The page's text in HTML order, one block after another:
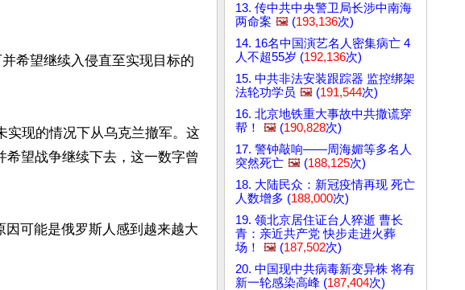
希望继续入侵直至实现目标的
实现的情况下从乌克兰撤军。这
望战争继续下去，这一数字曾
可能是俄罗斯人感到越来越大
13. 传中共中央警卫局长涉中南海
两命案 🖼️ (193,136次)
14. 16名中国演艺名人密集病亡 4
人不超55岁 (192,136次)
15. 中共非法安装跟踪器 监控绑架
法轮功学员 🖼️ (191,544次)
16. 北京地铁重大事故中共撒谎穿
帮！
🖼️ (190,828次)
17. 警钟敲响——周海媚等多名人
突然死亡 🖼️ (188,125次)
18. 大陆民众：新冠疫情再现 死亡
人数增多 (188,000次)
19. 领北京居住证台人猝逝 曹长
青：亲近共产党 快步走进火葬
场！
🖼️ (187,502次)
20. 中国现中共病毒新变异株 将有
新一轮感染高峰 (187,404次)